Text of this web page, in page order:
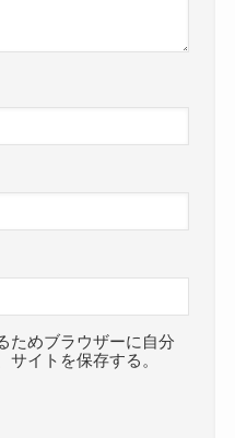
ためブラウザーに自分
サイトを保存する。